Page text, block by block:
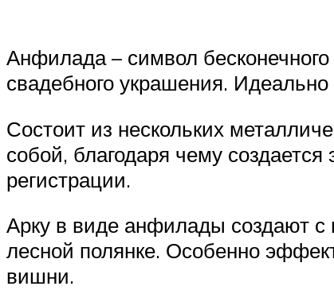
Анфилада – символ
свадебного украшения.
Состоит из нескольких
собой, благодаря чему
регистрации.
Арку в виде анфилады создают с
лесной полянке. Особенно
вишни.